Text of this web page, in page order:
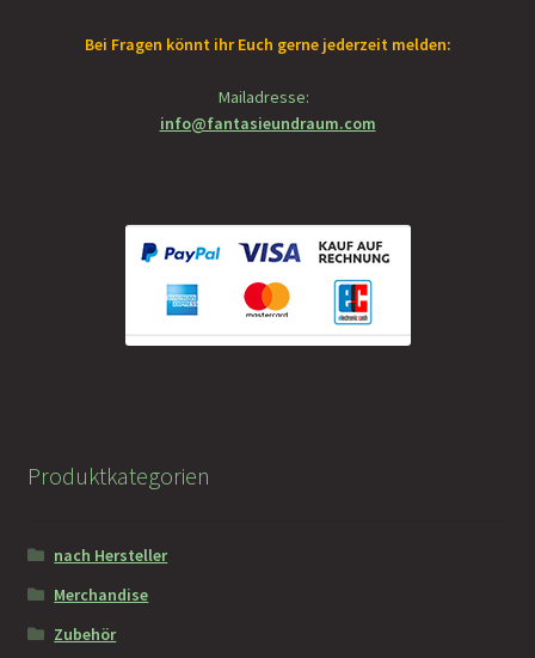
Bei Fragen könnt ihr Euch gerne jederzeit melden:
Mailadresse:
info@fantasieundraum.com
Produktkategorien
nach Hersteller
Merchandise
Zubehör